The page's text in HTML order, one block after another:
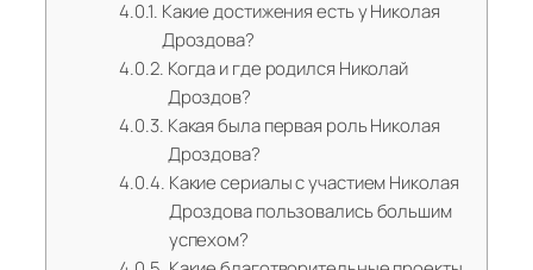
Какие достижения есть у Николая
Дроздова?
Когда и где родился Николай
Дроздов?
Какая была первая роль Николая
Дроздова?
Какие сериалы с участием Николая
Дроздова пользовались большим
успехом?